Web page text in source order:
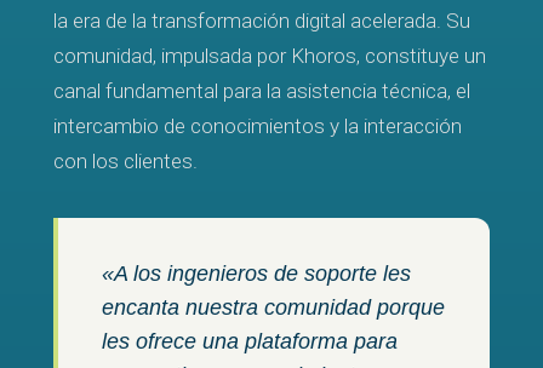
la era de la transformación digital acelerada. Su
comunidad, impulsada por Khoros, constituye un
canal fundamental para la asistencia técnica, el
intercambio de conocimientos y la interacción
con los clientes.
«A los ingenieros de soporte les
encanta nuestra comunidad porque
les ofrece una plataforma para